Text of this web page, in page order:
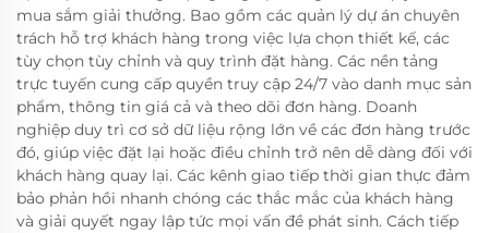
mua sắm giải thưởng. Bao gồm các quản lý dự án chuyên
trách hỗ trợ khách hàng trong việc lựa chọn thiết kế, các
tùy chọn tùy chỉnh và quy trình đặt hàng. Các nền tảng
trực tuyến cung cấp quyền truy cập 24/7 vào danh mục sản
phẩm, thông tin giá cả và theo dõi đơn hàng. Doanh
nghiệp duy trì cơ sở dữ liệu rộng lớn về các đơn hàng trước
đó, giúp việc đặt lại hoặc điều chỉnh trở nên dễ dàng đối với
khách hàng quay lại. Các kênh giao tiếp thời gian thực đảm
bảo phản hồi nhanh chóng các thắc mắc của khách hàng
và giải quyết ngay lập tức mọi vấn đề phát sinh. Cách tiếp